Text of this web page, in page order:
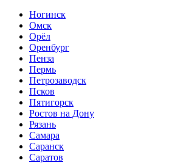
Ногинск
Омск
Орёл
Оренбург
Пенза
Пермь
Петрозаводск
Псков
Пятигорск
Ростов на Дону
Рязань
Самара
Саранск
Саратов